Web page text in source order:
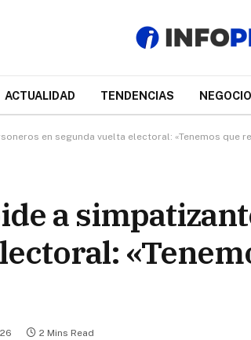
ACTUALIDAD TENDENCIAS
en segunda vuelta electoral: «Tenemos que
a
2 Mins Read